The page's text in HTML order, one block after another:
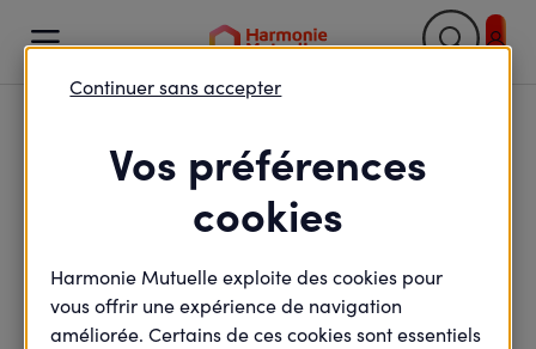

10 labels RH pour attirer
et fidéliser les meilleurs
talents
Vos préférences
cookies
Harmonie Mutuelle exploite des cookies pour
vous offrir une expérience de navigation
améliorée. Certains de ces cookies sont essentiels
Continuer sans accepter